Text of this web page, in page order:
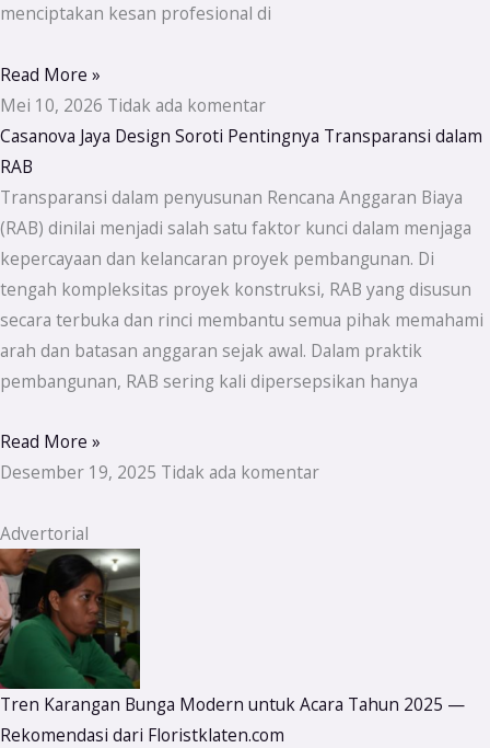
menciptakan kesan profesional di
Read More »
Mei 10, 2026 Tidak ada komentar
Casanova Jaya Design Soroti Pentingnya Transparansi dalam
RAB
Transparansi dalam penyusunan Rencana Anggaran Biaya
(RAB) dinilai menjadi salah satu faktor kunci dalam menjaga
kepercayaan dan kelancaran proyek pembangunan. Di
tengah kompleksitas proyek konstruksi, RAB yang disusun
secara terbuka dan rinci membantu semua pihak memahami
arah dan batasan anggaran sejak awal. Dalam praktik
pembangunan, RAB sering kali dipersepsikan hanya
Read More »
Desember 19, 2025 Tidak ada komentar
Advertorial
Tren Karangan Bunga Modern untuk Acara Tahun 2025 —
Rekomendasi dari Floristklaten.com